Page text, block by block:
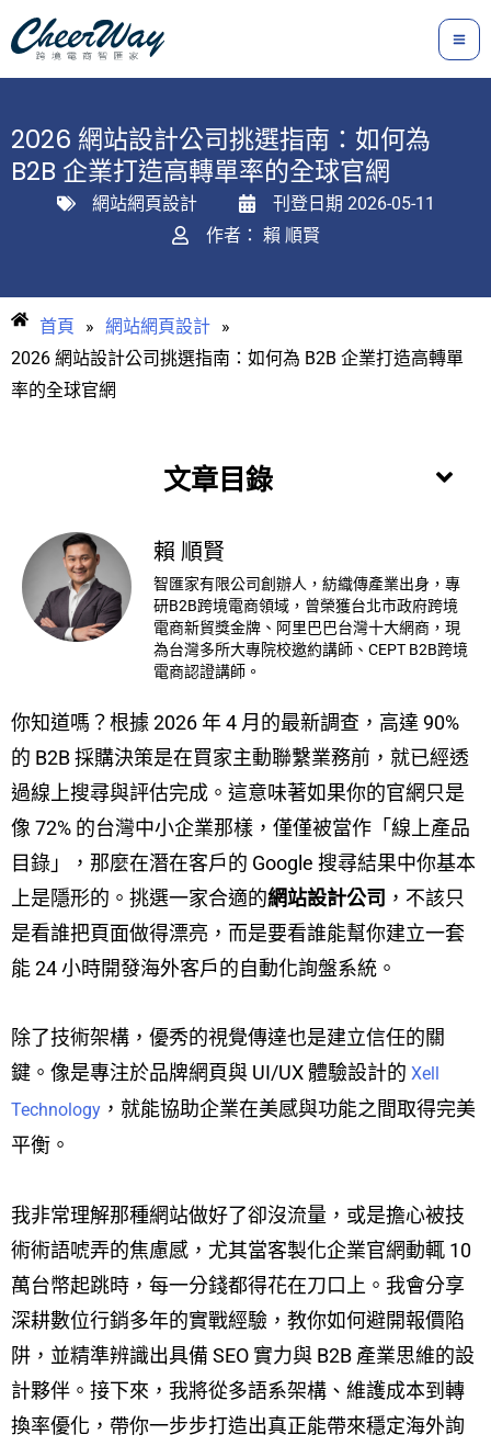
至
主
內
容
2026 網站設計公司挑選指南：如何為
B2B 企業打造高轉單率的全球官網
網站網頁設計 刊登日期 2026-05-11
作者： 賴 順賢
首頁 » 網站網頁設計 »
2026 網站設計公司挑選指南：如何為 B2B 企業打造高轉單
率的全球官網
文章目錄
賴 順賢
智匯家有限公司創辦人，紡織傳產業出身，專
研B2B跨境電商領域，曾榮獲台北市政府跨境
電商新貿獎金牌、阿里巴巴台灣十大網商，現
為台灣多所大專院校邀約講師、CEPT B2B跨境
電商認證講師。
你知道嗎？根據 2026 年 4 月的最新調查，高達 90%
的 B2B 採購決策是在買家主動聯繫業務前，就已經透
過線上搜尋與評估完成。這意味著如果你的官網只是
像 72% 的台灣中小企業那樣，僅僅被當作「線上產品
目錄」，那麼在潛在客戶的 Google 搜尋結果中你基本
上是隱形的。挑選一家合適的網站設計公司 ，不該只
是看誰把頁面做得漂亮，而是要看誰能幫你建立一套
能 24 小時開發海外客戶的自動化詢盤系統。
除了技術架構，優秀的視覺傳達也是建立信任的關
鍵。像是專注於品牌網頁與 UI/UX 體驗設計的 Xell
Technology ，就能協助企業在美感與功能之間取得完美
平衡。
我非常理解那種網站做好了卻沒流量，或是擔心被技
術術語唬弄的焦慮感，尤其當客製化企業官網動輒 10
萬台幣起跳時，每一分錢都得花在刀口上。我會分享
深耕數位行銷多年的實戰經驗，教你如何避開報價陷
阱，並精準辨識出具備 SEO 實力與 B2B 產業思維的設
計夥伴。接下來，我將從多語系架構、維護成本到轉
換率優化，帶你一步步打造出真正能帶來穩定海外詢